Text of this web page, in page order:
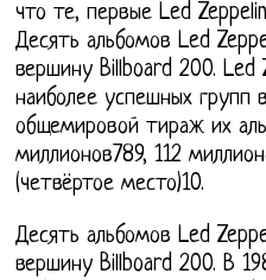
что те, первые Led
Десять альбомов Led
вершину Billboard 200. Led
наиболее успешных групп
общемировой тираж их
миллионов789, 112
(четвёртое место)10.
Десять альбомов Led
вершину Billboard 200. В